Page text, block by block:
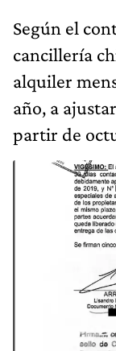
Según el
cancillería
alquiler
año, a
partir de